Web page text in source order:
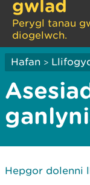
gwlad
Perygl tanau
diogelwch.
Hafan >
Hepgor dolenni